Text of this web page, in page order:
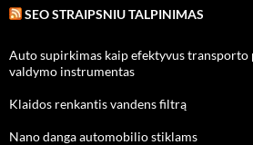
SEO STRAIPSNIU TALPINIMAS
Auto supirkimas kaip efektyvus
valdymo instrumentas
Klaidos renkantis vandens filtrą
Nano danga automobilio stiklams